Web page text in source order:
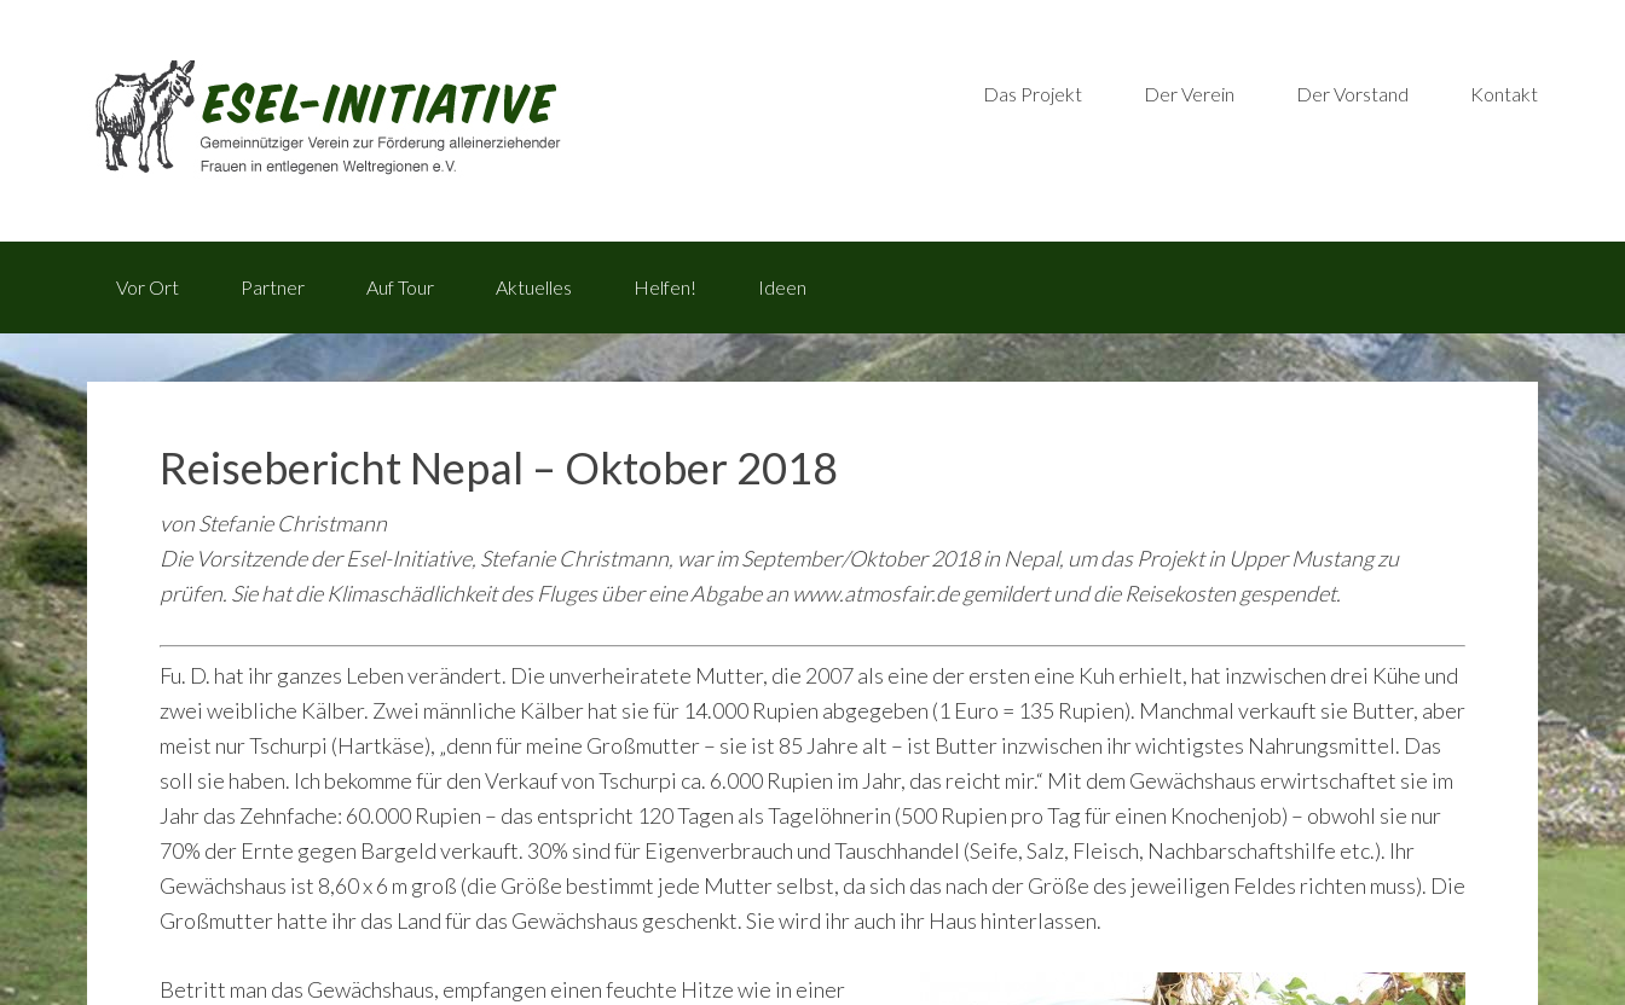
Das Projekt Der Verein Der Vorstand Kontakt
Vor Ort Partner Auf Tour Aktuelles Helfen! Ideen
Reisebericht Nepal – Oktober 2018
von Stefanie Christmann
Die Vorsitzende der Esel-Initiative, Stefanie Christmann, war im September/Oktober 2018 in Nepal, um das Projekt in Upper Mustang zu
prüfen. Sie hat die Klimaschädlichkeit des Fluges über eine Abgabe an www.atmosfair.de gemildert und die Reisekosten gespendet.
Fu. D. hat ihr ganzes Leben verändert. Die unverheiratete Mutter, die 2007 als eine der ersten eine Kuh erhielt, hat inzwischen drei Kühe und
zwei weibliche Kälber. Zwei männliche Kälber hat sie für 14.000 Rupien abgegeben (1 Euro = 135 Rupien). Manchmal verkauft sie Butter, aber
meist nur Tschurpi (Hartkäse), „denn für meine Großmutter – sie ist 85 Jahre alt – ist Butter inzwischen ihr wichtigstes Nahrungsmittel. Das
soll sie haben. Ich bekomme für den Verkauf von Tschurpi ca. 6.000 Rupien im Jahr, das reicht mir.“ Mit dem Gewächshaus erwirtschaftet sie im
Jahr das Zehnfache: 60.000 Rupien – das entspricht 120 Tagen als Tagelöhnerin (500 Rupien pro Tag für einen Knochenjob) – obwohl sie nur
70% der Ernte gegen Bargeld verkauft. 30% sind für Eigenverbrauch und Tauschhandel (Seife, Salz, Fleisch, Nachbarschaftshilfe etc.). Ihr
Gewächshaus ist 8,60 x 6 m groß (die Größe bestimmt jede Mutter selbst, da sich das nach der Größe des jeweiligen Feldes richten muss). Die
Großmutter hatte ihr das Land für das Gewächshaus geschenkt. Sie wird ihr auch ihr Haus hinterlassen.
Betritt man das Gewächshaus, empfangen einen feuchte Hitze wie in einer